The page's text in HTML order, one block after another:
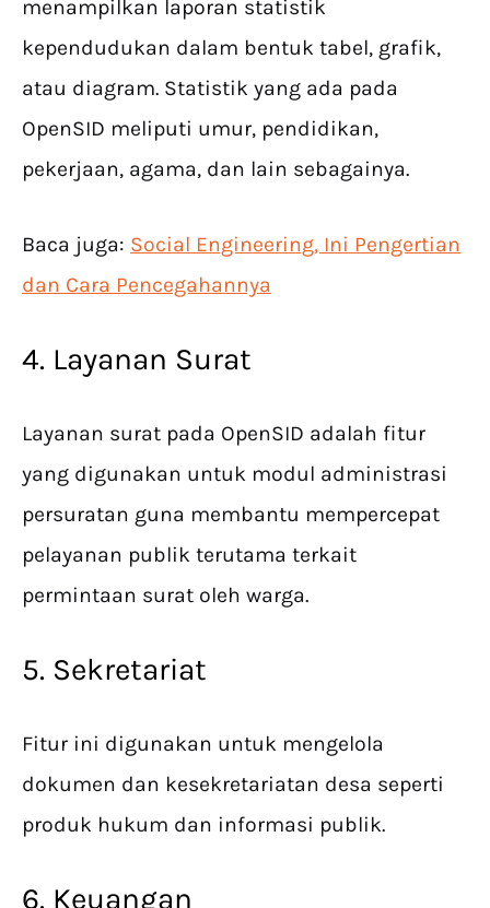
menampilkan laporan statistik
kependudukan dalam bentuk tabel, grafik,
atau diagram. Statistik yang ada pada
OpenSID meliputi umur, pendidikan,
pekerjaan, agama, dan lain sebagainya.
Baca juga: Social Engineering, Ini Pengertian
dan Cara Pencegahannya
4. Layanan Surat
Layanan surat pada OpenSID adalah fitur
yang digunakan untuk modul administrasi
persuratan guna membantu mempercepat
pelayanan publik terutama terkait
permintaan surat oleh warga.
5. Sekretariat
Fitur ini digunakan untuk mengelola
dokumen dan kesekretariatan desa seperti
produk hukum dan informasi publik.
6. Keuangan